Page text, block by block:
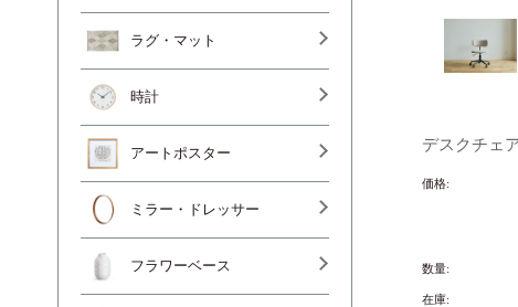
デスクチェ
価格:
数量:
在庫:
ラグ・マット
時計
アートポスター
ミラー・ドレッサー
フラワーベース